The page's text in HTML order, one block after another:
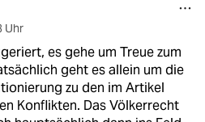
Uhr
es gehe um Treue zum
geht es allein um die
zu den im Artikel
Konflikten. Das Völkerrecht